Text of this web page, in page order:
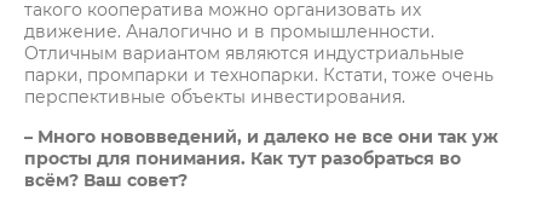
такого кооператива можно организовать их
движение. Аналогично и в промышленности.
Отличным вариантом являются индустриальные
парки, промпарки и технопарки. Кстати, тоже очень
перспективные объекты инвестирования.
– Много нововведений, и далеко не все они так уж
просты для понимания. Как тут разобраться во
всём? Ваш совет?